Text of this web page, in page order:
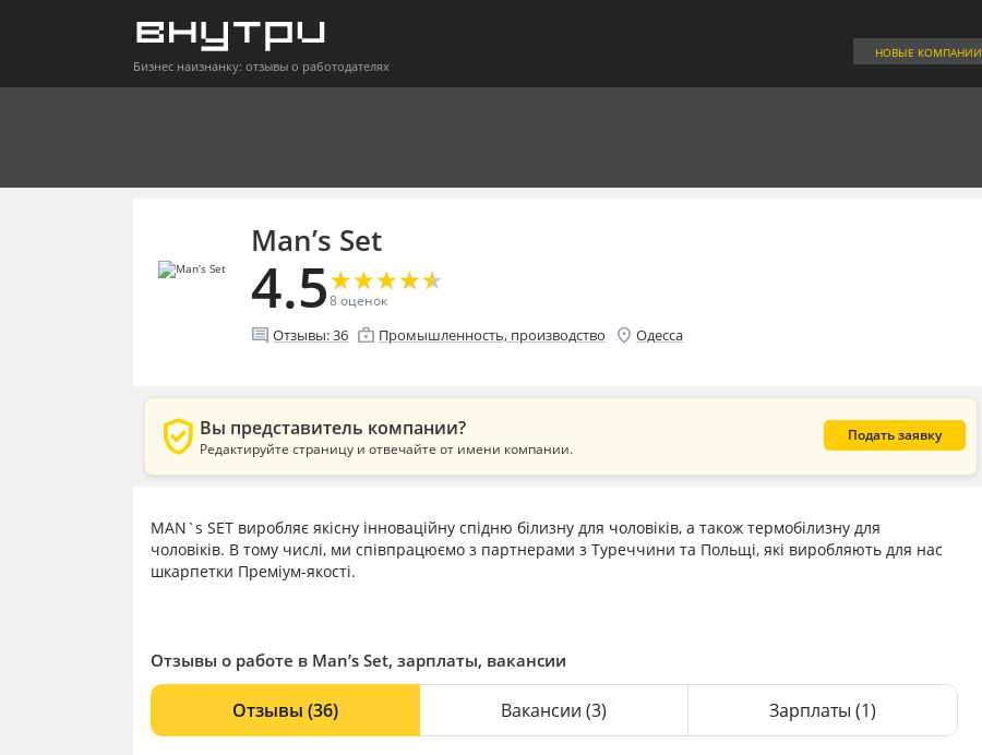
Бизнес наизнанку: отзывы о работодателях
НОВЫЕ КОМПАНИИ
Man’s Set
4.5★
★★
★★
★★
★★
★
8оценок
comment Отзывы:36 enterprise Промышленность, производство location_on Одесса
verified_user Вы представитель компании?
Редактируйте страницу и отвечайте от имени компании.
Подать заявку
MAN`s SET виробляє якісну інноваційну спідню білизну для чоловіків, а також термобілизну для
чоловіків. В тому числі, ми співпрацюємо з партнерами з Туреччини та Польщі, які виробляють для нас
шкарпетки Преміум-якості.
Отзывы о работе в Man’s Set, зарплаты, вакансии
Отзывы (36) Вакансии (3) Зарплаты (1)